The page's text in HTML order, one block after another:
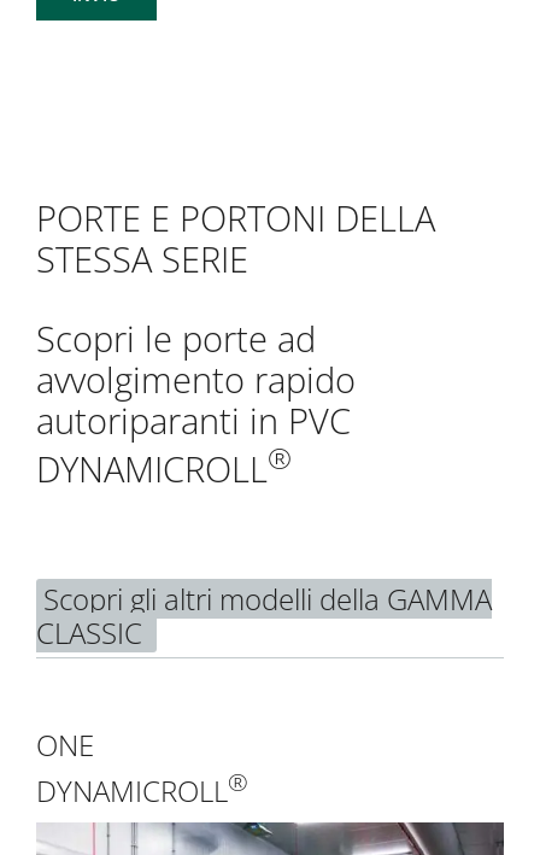
PORTE E PORTONI DELLA
STESSA SERIE
Scopri le porte ad
avvolgimento rapido
autoriparanti in PVC
DYNAMICROLL®
Scopri gli altri modelli della GAMMA
CLASSIC
ONE
DYNAMICROLL®